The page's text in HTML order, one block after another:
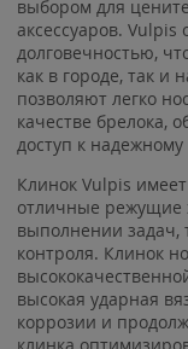
выбором для
аксессуаров.
долговечностью,
как в городе, так
позволяют легко
качестве брелока,
доступ к
Клинок Vulpis
отличные режущие
выполнении задач,
контроля. Клинок
высокая ударная
коррозии и
клинка